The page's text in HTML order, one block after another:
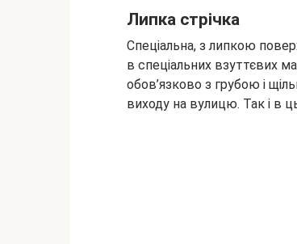
Липка стрічка
Спеціальна, з липкою
в спеціальних взуттєвих
обов’язково з грубою і
виходу на вулицю. Так і в